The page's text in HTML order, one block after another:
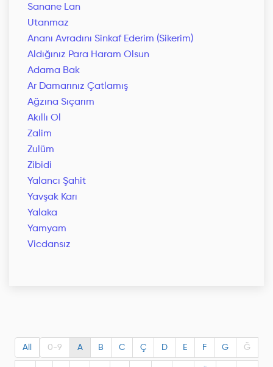
Sanane Lan
Utanmaz
Ananı Avradını Sinkaf Ederim (Sikerim)
Aldığınız Para Haram Olsun
Adama Bak
Ar Damarınız Çatlamış
Ağzına Sıçarım
Akıllı Ol
Zalim
Zulüm
Zibidi
Yalancı Şahit
Yavşak Karı
Yalaka
Yamyam
Vicdansız
All 0-9 A B C Ç D E F G Ğ